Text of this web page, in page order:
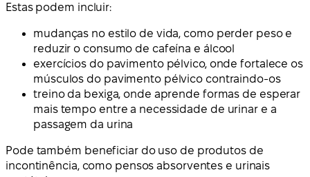
Estas podem incluir:
mudanças no estilo de vida, como perder peso e
reduzir o consumo de cafeína e álcool
exercícios do pavimento pélvico, onde fortalece os
músculos do pavimento pélvico contraindo-os
treino da bexiga, onde aprende formas de esperar
mais tempo entre a necessidade de urinar e a
passagem da urina
Pode também beneficiar do uso de produtos de
incontinência, como pensos absorventes e urinais